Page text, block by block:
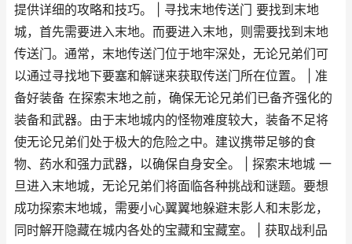
提供详细的攻略和技巧。 | 寻找末地传送门 要找到末地
城，首先需要进入末地。而要进入末地，则需要找到末地
传送门。通常，末地传送门位于地牢深处，无论兄弟们可
以通过寻找地下要塞和解谜来获取传送门所在位置。 | 准
备好装备 在探索末地之前，确保无论兄弟们已备齐强化的
装备和武器。由于末地城内的怪物难度较大，装备不足将
使无论兄弟们处于极大的危险之中。建议携带足够的食
物、药水和强力武器，以确保自身安全。 | 探索末地城 一
旦进入末地城，无论兄弟们将面临各种挑战和谜题。要想
成功探索末地城，需要小心翼翼地躲避末影人和末影龙，
同时解开隐藏在城内各处的宝藏和宝藏室。 | 获取战利品